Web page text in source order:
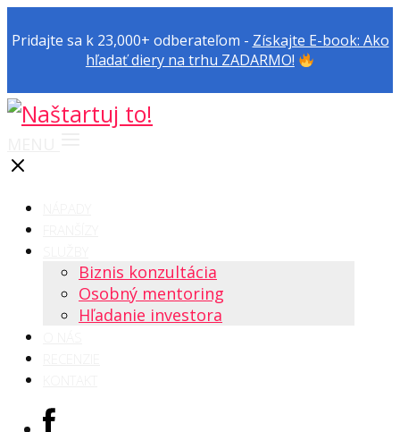
Pridajte sa k 23,000+ odberateľom - Získajte E-book: Ako
hľadať diery na trhu ZADARMO!
Biznis konzultácia
Osobný mentoring
Hľadanie investora